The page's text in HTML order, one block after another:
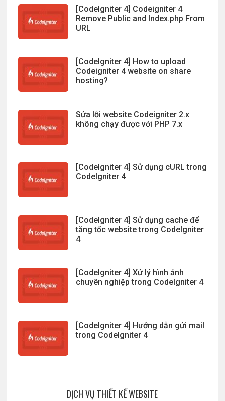
[CodeIgniter 4] Codeigniter 4
Remove Public and Index.php From
URL
[CodeIgniter 4] How to upload
Codeigniter 4 website on share
hosting?
Sửa lỗi website Codeigniter 2.x
không chạy được với PHP 7.x
[CodeIgniter 4] Sử dụng cURL trong
CodeIgniter 4
[CodeIgniter 4] Sử dụng cache để
tăng tốc website trong CodeIgniter
4
[CodeIgniter 4] Xử lý hình ảnh
chuyên nghiệp trong CodeIgniter 4
[CodeIgniter 4] Hướng dẫn gửi mail
trong CodeIgniter 4
DỊCH VỤ THIẾT KẾ WEBSITE